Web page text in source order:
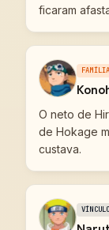
ficaram
FAMÍLIA
O neto de
de Hokage
custava.
VÍNCULO